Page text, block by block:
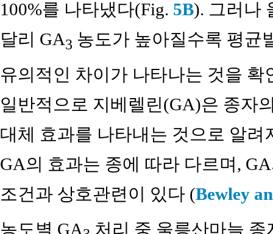
100%를 나타냈다(Fig. 5B). 그러나
달리 GA3 농도가 높아질수록 평균
유의적인 차이가 나타나는 것을 확
일반적으로 지베렐린(GA)은 종자
대체 효과를 나타내는 것으로 알려
GA의 효과는 종에 따라 다르며,
조건과 상호관련이 있다 (Bewley
농도별 GA
처리 중 울릉산마늘 종